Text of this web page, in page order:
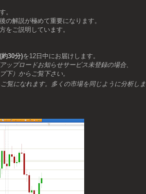
。
の解説が極めて重要になります。
をご説明しています。
約30分)を12日中にお届けします。
ップロードお知らせサービス未登録の場合、
下）からご覧下さい。
ご覧になれます。多くの市場を同じように分析しま